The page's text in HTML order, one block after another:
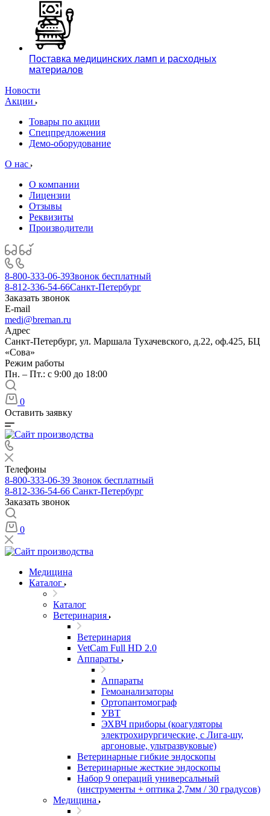
Поставка медицинских ламп и расходных
материалов
Новости
Акции
Товары по акции
Спецпредложения
Демо-оборудование
О нас
О компании
Лицензии
Отзывы
Реквизиты
Производители
8-800-333-06-39Звонок бесплатный
8-812-336-54-66Санкт-Петербург
Заказать звонок
E-mail
medi@breman.ru
Адрес
Санкт-Петербург, ул. Маршала Тухачевского, д.22, оф.425, БЦ
«Сова»
Режим работы
Пн. – Пт.: с 9:00 до 18:00
0
Оставить заявку
Телефоны
8-800-333-06-39 Звонок бесплатный
8-812-336-54-66 Санкт-Петербург
Заказать звонок
0
Медицина
Каталог
Каталог
Ветеринария
Ветеринария
VetCam Full HD 2.0
Аппараты
Аппараты
Гемоанализаторы
Ортопантомограф
УВТ
ЭХВЧ приборы (коагуляторы
электрохирургические, с Лига-шу,
аргоновые, ультразвуковые)
Ветеринарные гибкие эндоскопы
Ветеринарные жесткие эндоскопы
Набор 9 операций универсальный
(инструменты + оптика 2,7мм / 30 градусов)
Медицина